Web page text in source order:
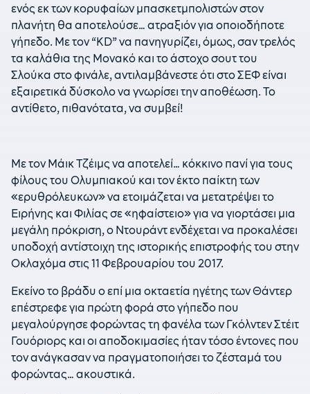
ενός εκ των κορυφαίων μπασκετμπολιστών στον
πλανήτη θα αποτελούσε… ατραξιόν για οποιοδήποτε
γήπεδο. Με τον “KD” να πανηγυρίζει, όμως, σαν τρελός
τα καλάθια της Μονακό και το άστοχο σουτ του
Σλούκα στο φινάλε, αντιλαμβάνεστε ότι στο ΣΕΦ είναι
εξαιρετικά δύσκολο να γνωρίσει την αποθέωση. Το
αντίθετο, πιθανότατα, να συμβεί!
Με τον Μάικ Τζέιμς να αποτελεί… κόκκινο πανί για τους
φίλους του Ολυμπιακού και τον έκτο παίκτη των
«ερυθρόλευκων» να ετοιμάζεται να μετατρέψει το
Ειρήνης και Φιλίας σε «ηφαίστειο» για να γιορτάσει μια
μεγάλη πρόκριση, ο Ντουράντ ενδέχεται να προκαλέσει
υποδοχή αντίστοιχη της ιστορικής επιστροφής του στην
Οκλαχόμα στις 11 Φεβρουαρίου του 2017.
Εκείνο το βράδυ ο επί μια οκταετία ηγέτης των Θάντερ
επέστρεφε για πρώτη φορά στο γήπεδο που
μεγαλούργησε φορώντας τη φανέλα των Γκόλντεν Στέιτ
Γουόριορς και οι αποδοκιμασίες ήταν τόσο έντονες που
τον ανάγκασαν να πραγματοποιήσει το ζέσταμά του
φορώντας… ακουστικά.